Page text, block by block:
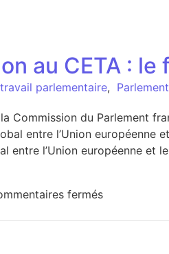
au CETA : le
parlementaire,
Commission du Parlement
entre l’Union européenne
entre l’Union européenne et
fermés